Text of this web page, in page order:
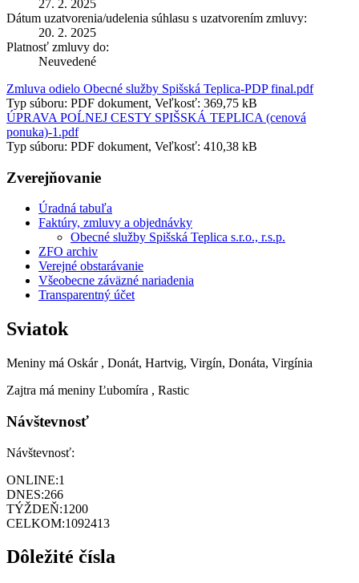
27. 2. 2025
Dátum uzatvorenia/udelenia súhlasu s uzatvorením zmluvy:
20. 2. 2025
Platnosť zmluvy do:
Neuvedené
Zmluva odielo Obecné služby Spišská Teplica-PDP final.pdf
Typ súboru: PDF dokument, Veľkosť: 369,75 kB
ÚPRAVA POĹNEJ CESTY SPIŠSKÁ TEPLICA (cenová
ponuka)-1.pdf
Typ súboru: PDF dokument, Veľkosť: 410,38 kB
Zverejňovanie
Úradná tabuľa
Faktúry, zmluvy a objednávky
Obecné služby Spišská Teplica s.r.o., r.s.p.
ZFO archiv
Verejné obstarávanie
Všeobecne záväzné nariadenia
Transparentný účet
Sviatok
Meniny má Oskár , Donát, Hartvig, Virgín, Donáta, Virgínia
Zajtra má meniny Ľubomíra , Rastic
Návštevnosť
Návštevnosť:
ONLINE:1
DNES:266
TÝŽDEŇ:1200
CELKOM:1092413
Dôležité čísla